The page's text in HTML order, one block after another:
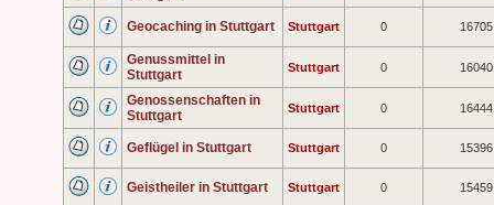
Geocaching in Stuttgart Stuttgart 0 16705
Genussmittel in
Stuttgart
Stuttgart 0 16040
Genossenschaften in
Stuttgart
Stuttgart 0 16444
Geflügel in Stuttgart Stuttgart 0 15396
Geistheiler in Stuttgart Stuttgart 0 15459